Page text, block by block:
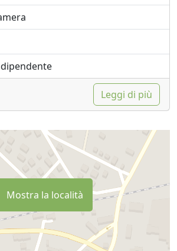
Leggi di più
Mostra la località